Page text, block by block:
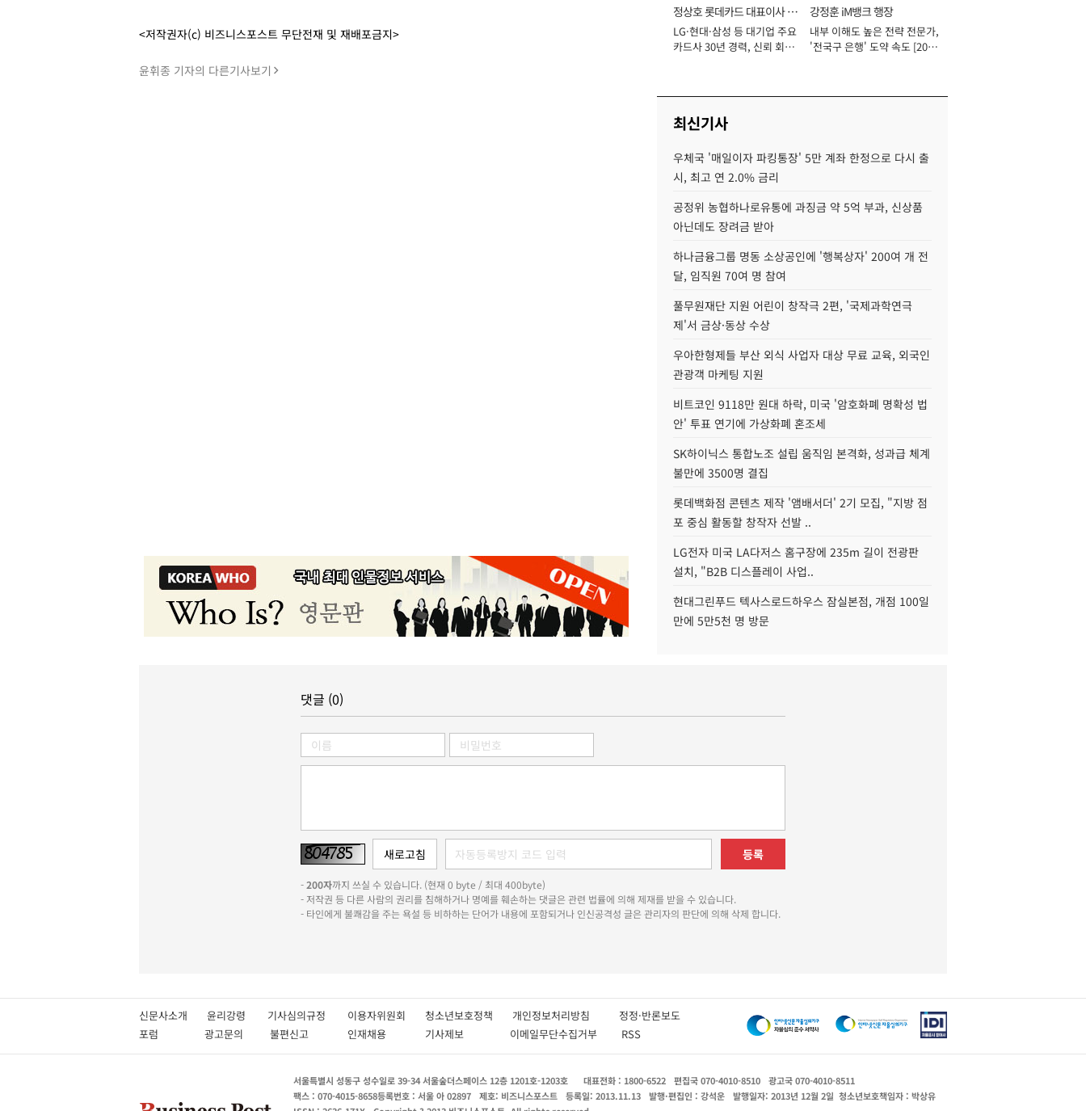
<저작권자(c) 비즈니스포스트 무단전재 및 재배포금지>
윤휘종 기자의 다른기사보기
정상호 롯데카드 대표이사 사
장
LG·현대·삼성 등 대기업 주요
카드사 30년 경력, 신뢰 회복
강정훈 iM뱅크 행장
내부 이해도 높은 전략 전문가,
'전국구 은행' 도약 속도 [2026
최신기사
우체국 '매일이자 파킹통장' 5만 계좌 한정으로 다시 출
시, 최고 연 2.0% 금리
공정위 농협하나로유통에 과징금 약 5억 부과, 신상품
아닌데도 장려금 받아
하나금융그룹 명동 소상공인에 '행복상자' 200여 개 전
달, 임직원 70여 명 참여
풀무원재단 지원 어린이 창작극 2편, '국제과학연극
제'서 금상·동상 수상
우아한형제들 부산 외식 사업자 대상 무료 교육, 외국인
관광객 마케팅 지원
비트코인 9118만 원대 하락, 미국 '암호화폐 명확성 법
안' 투표 연기에 가상화폐 혼조세
SK하이닉스 통합노조 설립 움직임 본격화, 성과급 체계
불만에 3500명 결집
롯데백화점 콘텐츠 제작 '앰배서더' 2기 모집, "지방 점
포 중심 활동할 창작자 선발 ..
LG전자 미국 LA다저스 홈구장에 235m 길이 전광판
설치, "B2B 디스플레이 사업..
현대그린푸드 텍사스로드하우스 잠실본점, 개점 100일
만에 5만5천 명 방문
댓글 (0)
등록
-200자까지 쓰실 수 있습니다. (현재 0 byte / 최대 400byte)
- 저작권 등 다른 사람의 권리를 침해하거나 명예를 훼손하는 댓글은 관련 법률에 의해 제재를 받을 수 있습니다.
- 타인에게 불쾌감을 주는 욕설 등 비하하는 단어가 내용에 포함되거나 인신공격성 글은 관리자의 판단에 의해 삭제 합니다.
신문사소개 윤리강령 기사심의규정 이용자위원회 청소년보호정책 개인정보처리방침 정정·반론보도
포럼
광고문의 불편신고 인재채용 기사제보 이메일무단수집거부 RSS
서울특별시 성동구 성수일로 39-34 서울숲더스페이스 12층 1201호-1203호 대표전화 : 1800-6522 편집국 070-4010-8510
광고국 070-4010-8511
팩스 : 070-4015-8658등록번호 : 서울 아 02897 제호: 비즈니스포스트 등록일: 2013.11.13 발행·편집인 : 강석운 발행일자: 2013년 12월 2일 청소년보호책임자 : 박상유